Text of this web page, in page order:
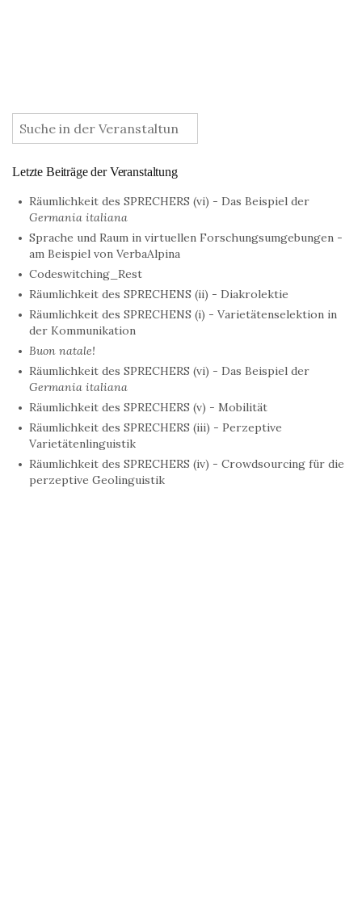
:
Letzte Beiträge der Veranstaltung
Räumlichkeit des SPRECHERS (vi) - Das Beispiel der
Germania italiana
Sprache und Raum in virtuellen Forschungsumgebungen -
am Beispiel von VerbaAlpina
Codeswitching_Rest
Räumlichkeit des SPRECHENS (ii) - Diakrolektie
Räumlichkeit des SPRECHENS (i) - Varietätenselektion in
der Kommunikation
Buon natale!
Räumlichkeit des SPRECHERS (vi) - Das Beispiel der
Germania italiana
Räumlichkeit des SPRECHERS (v) - Mobilität
Räumlichkeit des SPRECHERS (iii) - Perzeptive
Varietätenlinguistik
Räumlichkeit des SPRECHERS (iv) - Crowdsourcing für die
perzeptive Geolinguistik